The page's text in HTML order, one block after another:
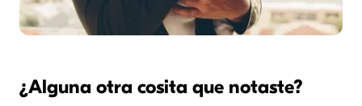
¿Alguna otra cosita que notaste?